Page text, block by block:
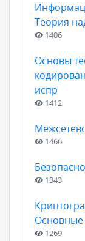
Теория
1406
Основы
испр
1412
1466
1343
Основные
1269